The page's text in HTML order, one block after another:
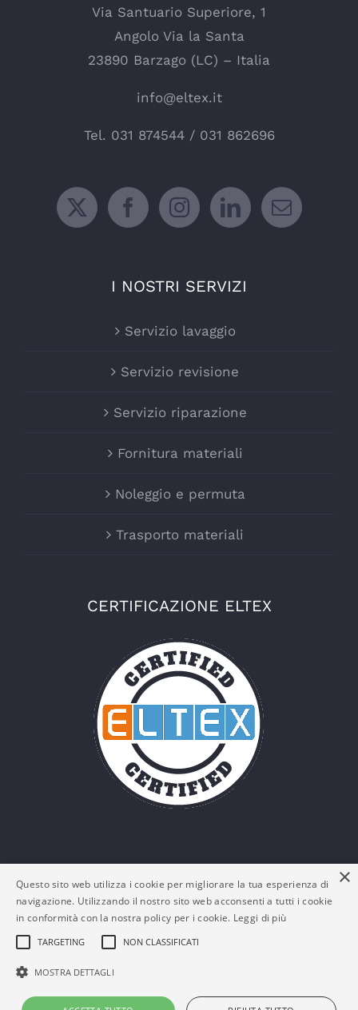
Via Santuario Superiore, 1
Angolo Via la Santa
23890 Barzago (LC) – Italia
info@eltex.it
Tel. 031 874544/ 031 862696
I NOSTRI SERVIZI
Servizio lavaggio
Servizio revisione
Servizio riparazione
Fornitura materiali
Noleggio e permuta
Trasporto materiali
CERTIFICAZIONE ELTEX
© Eltex Srl - P. IVA: 03161180132 -
×
Questo sito web utilizza i cookie per migliorare la tua esperienza di
navigazione. Utilizzando il nostro sito web acconsenti a tutti i cookie
in conformità con la nostra policy per i cookie. Leggi di più
TARGETING NON CLASSIFICATI
MOSTRA DETTAGLI